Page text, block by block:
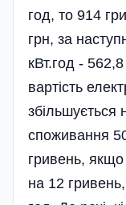
год, то 914
грн, за
кВт.год -
вартість
збільшується
споживання
гривень,
на 12